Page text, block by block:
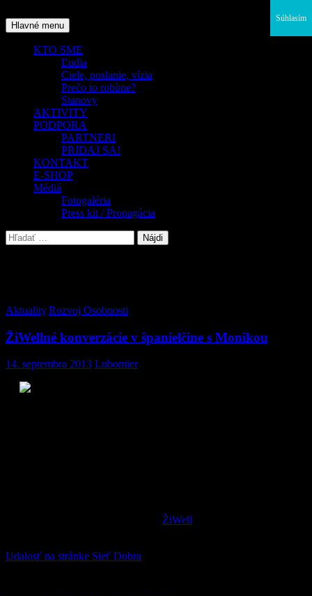
na
obsah
Hľadať
Hlavné menu
KTO SME
Ľudia
Ciele, poslanie, vízia
Prečo to robíme?
Stanovy
AKTIVITY
PODPORA
PARTNERI
PRIDAJ SA!
KONTAKT
E-SHOP
Médiá
Fotogaléria
Press kit / Propagácia
Hľadať:
Aktuality,Rozvoj Osobnosti
ŽiWellné konverzácie v španielčine s Monikou
14. septembra 2013 Lubomier
ŽiWell
Udalosť na stránke Sieť Dobra
Súhlasím